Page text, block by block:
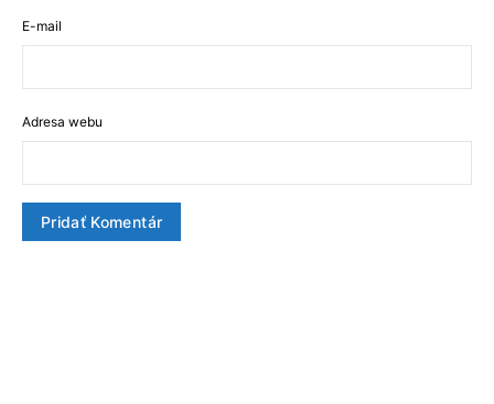
E-mail
Adresa webu